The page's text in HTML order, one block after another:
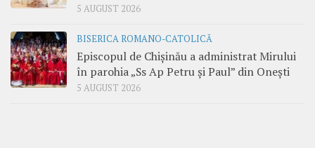
5 AUGUST 2026
BISERICA ROMANO-CATOLICĂ
Episcopul de Chișinău a administrat Mirului
în parohia „Ss Ap Petru și Paul” din Onești
5 AUGUST 2026